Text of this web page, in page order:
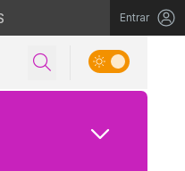
Entrar